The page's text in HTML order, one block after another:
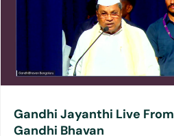
Gandhi Jayanthi Live From
Gandhi Bhavan